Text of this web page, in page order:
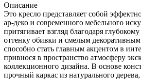
Описание
Это кресло представляет собой
ар-деко и современного мебельного
притягивает взгляд благодаря
оттенку обивки и смелым
способно стать главным акцентом в
привнося в пространство атмосферу
коллекционного дизайна. В основе
прочный каркас из натурального